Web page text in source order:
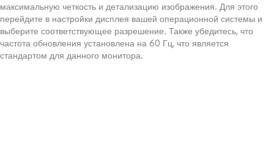
максимальную четкость и детализацию изображения. Для этого
перейдите в настройки дисплея вашей операционной системы и
выберите соответствующее разрешение. Также убедитесь, что
частота обновления установлена на 60 Гц, что является
стандартом для данного монитора.